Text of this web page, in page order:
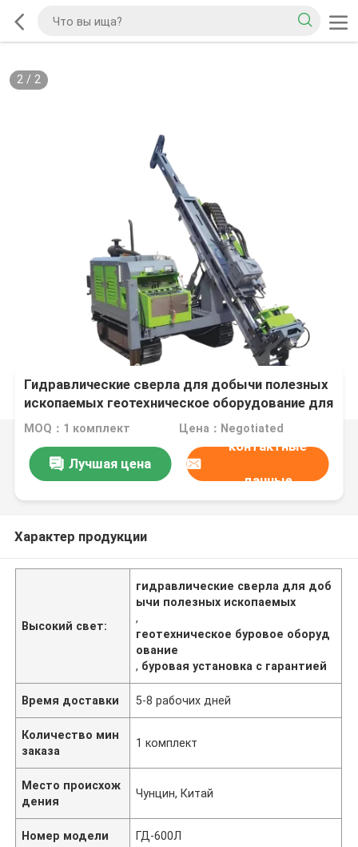
2/ 2
Гидравлические сверла для добычи полезных
ископаемых геотехническое оборудование для
бурения
MOQ：1 комплект Цена：Negotiated
Лучшая цена
контактные
данные
Характер продукции
Высокий свет:
гидравлические сверла для доб
ычи полезных ископаемых
,
геотехническое буровое оборуд
ование
, буровая установка с гарантией
Время доставки 5-8 рабочих дней
Количество мин
заказа
1 комплект
Место происхож
дения
Чунцин, Китай
Номер модели ГД-600Л